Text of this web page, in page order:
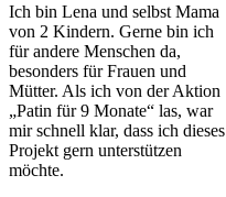
Ich bin Lena und selbst Mama
von 2 Kindern. Gerne bin ich
für andere Menschen da,
besonders für Frauen und
Mütter. Als ich von der Aktion
„Patin für 9 Monate“ las, war
mir schnell klar, dass ich dieses
Projekt gern unterstützen
möchte.